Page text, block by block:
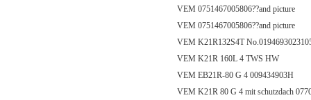
VEM 0751467005806??and picture
VEM 0751467005806??and picture
VEM K21R132S4T
VEM K21R 160L 4 TWS HW
VEM EB21R-80 G 4 009434903H
VEM K21R 80 G 4 mit schutzdach